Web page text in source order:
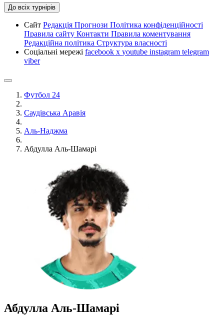
До всіх турнірів
Сайт Редакція Прогнози Політика конфіденційності
Правила сайту Контакти Правила коментування
Редакційна політика Структура власності
Соціальні мережі facebook x youtube instagram telegram
viber
Футбол 24
Саудівська Аравія
Аль-Наджма
Абдулла Аль-Шамарі
Абдулла Аль-Шамарі